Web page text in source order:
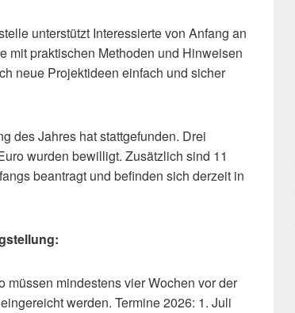
unterstützt Interessierte von Anfang an
mit praktischen Methoden und Hinweisen
neue Projektideen einfach und sicher
des Jahres hat stattgefunden. Drei
wurden bewilligt. Zusätzlich sind 11
beantragt und befinden sich derzeit in
müssen mindestens vier Wochen vor der
werden. Termine 2026: 1. Juli